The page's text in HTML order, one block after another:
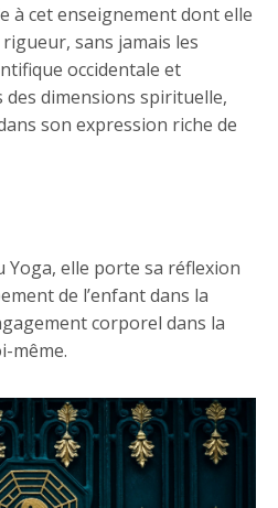
à cet enseignement dont elle
sans jamais les
occidentale et
dimensions spirituelle,
son expression riche de
Yoga, elle porte sa réflexion
de l’enfant dans la
corporel dans la
même.